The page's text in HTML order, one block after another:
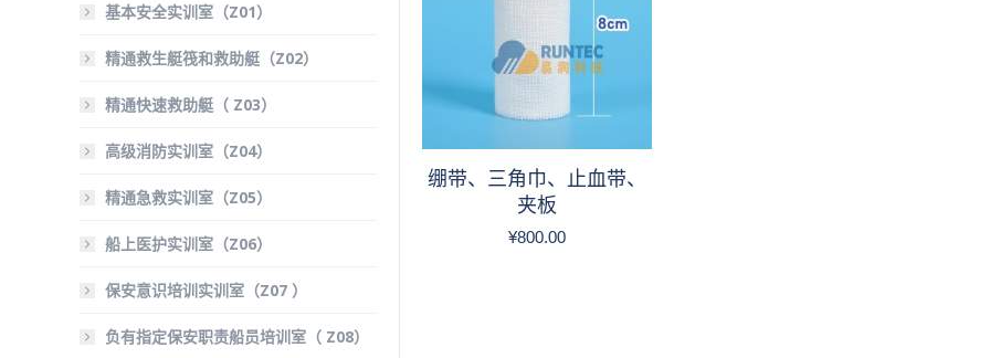
绷带、三角巾、止血带、
夹板
¥800.00
基本安全实训室（Z01）
精通救生艇筏和救助艇（Z02）
精通快速救助艇（ Z03）
高级消防实训室（Z04）
精通急救实训室（Z05）
船上医护实训室（Z06）
保安意识培训实训室（Z07 ）
负有指定保安职责船员培训室（ Z08）